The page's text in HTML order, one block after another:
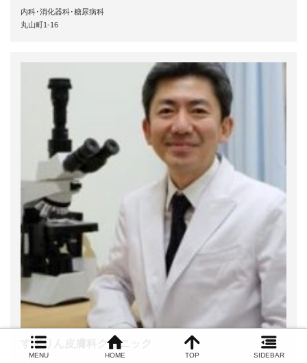
内科･消化器科･糖尿病科
丸山町1-16
すずりん皮膚科クリニック
MENU HOME TOP SIDEBAR